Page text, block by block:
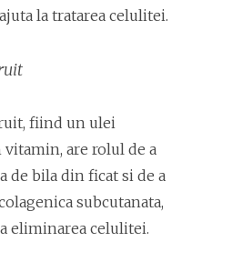
la tratarea celulitei.
fiind un ulei
are rolul de a
de bila din ficat si de a
subcutanata,
eliminarea celulitei.